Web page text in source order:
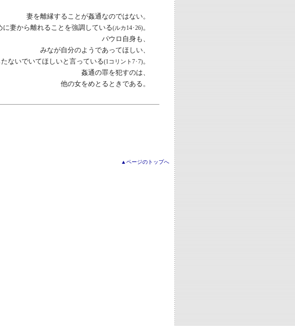
妻を離縁することが姦通なのではない。
に妻から離れることを強調している(ルカ14･26)。
パウロ自身も、
みなが自分のようであってほしい、
ないでいてほしいと言っている(1コリント7･7)。
姦通の罪を犯すのは、
他の女をめとるときである。
▲ページのトップへ